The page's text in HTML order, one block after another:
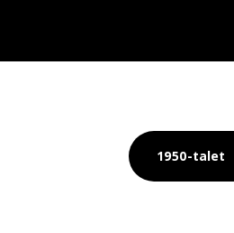
galenskapen.
1950-talet